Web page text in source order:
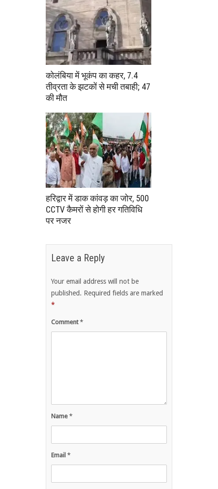
कोलंबिया में भूकंप का कहर, 7.4
तीव्रता के झटकों से मची तबाही; 47
की मौत
हरिद्वार में डाक कांवड़ का जोर, 500
CCTV कैमरों से होगी हर गतिविधि
पर नजर
Leave a Reply
Your email address will not be
published. Required fields are marked
*
Comment*
Name *
Email *